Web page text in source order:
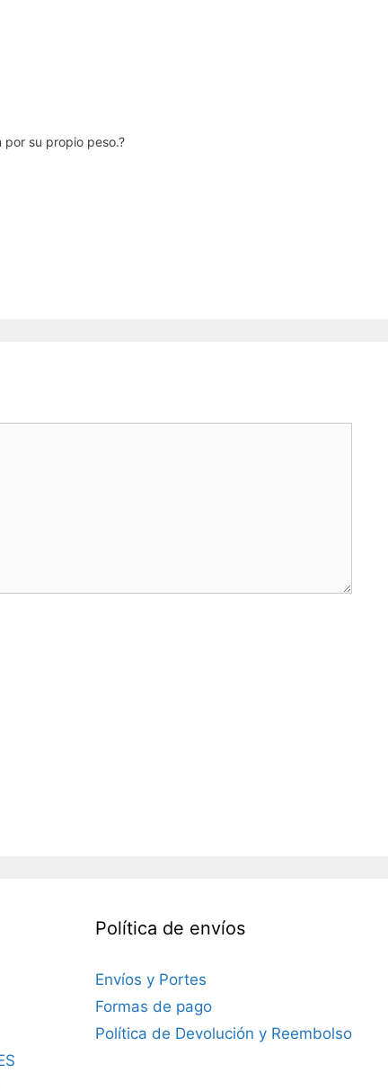
su propio peso.?
Política de envíos
Envíos y Portes
Formas de pago
Política de Devolución y Reembolso